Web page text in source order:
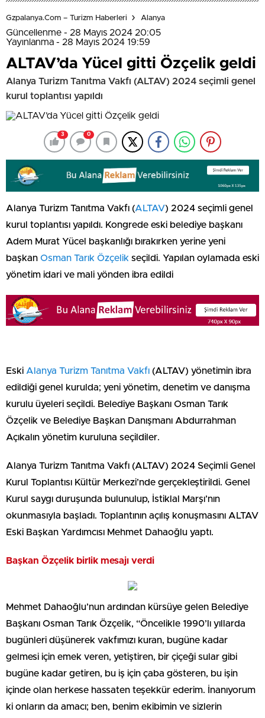
Gzpalanya.com – Turizm Haberleri Alanya
Güncellenme - 28 Mayıs 2024 20:05
Yayınlanma - 28 Mayıs 2024 19:59
ALTAV’da Yücel gitti Özçelik geldi
Alanya Turizm Tanıtma Vakfı (ALTAV) 2024 seçimli genel
kurul toplantısı yapıldı
3 0
Alanya Turizm Tanıtma Vakfı (ALTAV) 2024 seçimli genel
kurul toplantısı yapıldı. Kongrede eski belediye başkanı
Adem Murat Yücel başkanlığı bırakırken yerine yeni
başkan Osman Tarık Özçelik seçildi. Yapılan oylamada eski
yönetim idari ve mali yönden ibra edildi
Eski Alanya Turizm Tanıtma Vakfı (ALTAV) yönetimin ibra
edildiği genel kurulda; yeni yönetim, denetim ve danışma
kurulu üyeleri seçildi. Belediye Başkanı Osman Tarık
Özçelik ve Belediye Başkan Danışmanı Abdurrahman
Açıkalın yönetim kuruluna seçildiler.
Alanya Turizm Tanıtma Vakfı (ALTAV) 2024 Seçimli Genel
Kurul Toplantısı Kültür Merkezi’nde gerçekleştirildi. Genel
Kurul saygı duruşunda bulunulup, İstiklal Marşı’nın
okunmasıyla başladı. Toplantının açılış konuşmasını ALTAV
Eski Başkan Yardımcısı Mehmet Dahaoğlu yaptı.
Başkan Özçelik birlik mesajı verdi
Mehmet Dahaoğlu’nun ardından kürsüye gelen Belediye
Başkanı Osman Tarık Özçelik, “Öncelikle 1990’lı yıllarda
bugünleri düşünerek vakfımızı kuran, bugüne kadar
gelmesi için emek veren, yetiştiren, bir çiçeği sular gibi
bugüne kadar getiren, bu iş için çaba gösteren, bu işin
içinde olan herkese hassaten teşekkür ederim. İnanıyorum
ki onların da amacı; ben, benim ekibimin ve sizlerin